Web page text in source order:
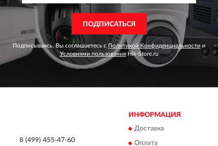
ПОДПИСАТЬСЯ
Подписываясь, Вы соглашаетесь сПолитикой Конфиденциальности и
Условиями пользованияHik-Store.ru
8 (499) 455-47-60
ИНФОРМАЦИЯ
Доставка
Оплата